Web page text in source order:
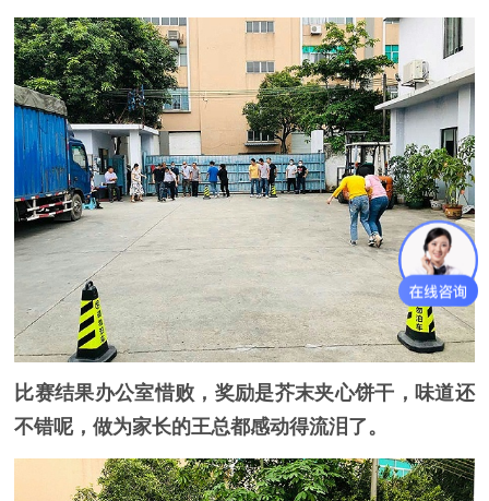
比赛结果办公室惜败，奖励是芥末夹心饼干，味道还
不错呢，做为家长的王总都感动得流泪了。